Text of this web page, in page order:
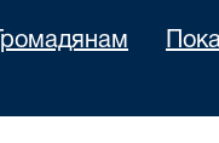
Громадянам